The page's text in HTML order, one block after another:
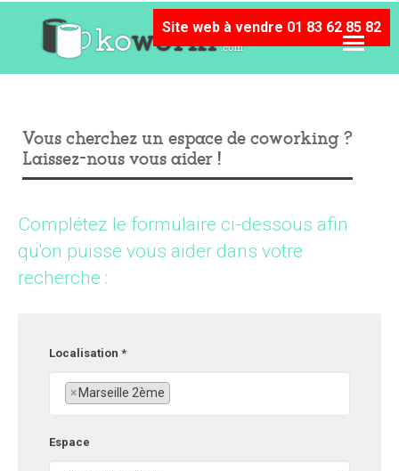
Site web à vendre 01 83 62 85 82
Vous cherchez un espace de coworking ?
Laissez-nous vous aider !
Complétez le formulaire ci-dessous afin
qu'on puisse vous aider dans votre
recherche :
Localisation *
× Marseille 2ème
Espace